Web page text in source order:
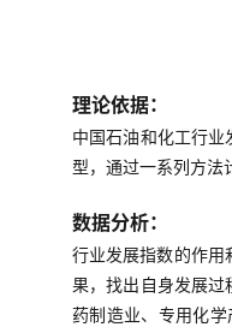
理论依据：
中国石油和化工行
型，通过一系列方法
数据分析：
行业发展指数的作用
果，找出自身发展过
药制造业、专用化